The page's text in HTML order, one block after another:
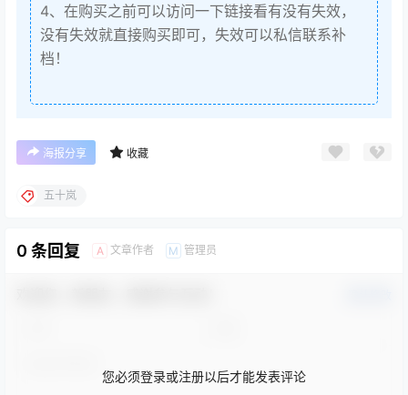
4、在购买之前可以访问一下链接看有没有失效，
没有失效就直接购买即可，失效可以私信联系补
档！
海报分享 收藏
五十岚
0 条回复 A 文章作者 M 管理员
您必须登录或注册以后才能发表评论